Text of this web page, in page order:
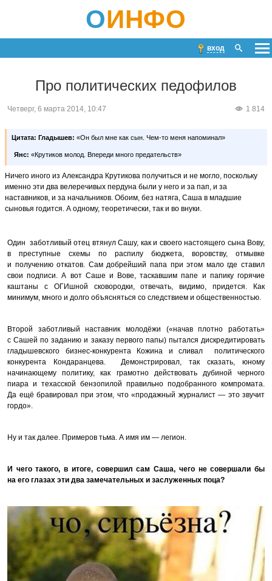
ОИНФО
вход
Про политических педофилов
1 814
Четверг, 6 марта 2014, 10:47
Цитата: Гладышев: «Он был мне как сын. Чем-то меня напоминал»
Янс: «Крутиков молод. Впереди много предательств»
Ничего иного из Александра Крутикова получиться и не могло, поскольку
именно эти два велеречивых пердуна были у него и за пап, и за
наставников, и за начальников. Обоим, без натяга, Саша в младшие
сыновья годится. А одному, теоретически, так и во внуки.
Один заботливый отец втянул Сашу, как и своего настоящего сына Вову,
в преступные схемы по распилу бюджета, воровству, отмывке
и получению откатов. Сам добрейший папа при этом мало где ставил
свои подписи. А вот Саше и Вове, таскавшим папе и папику горячие
каштаны с ОГИшной сковородки, отвечать, видимо, придется. Как
минимум, много и долго объясняться со следствием и общественностью.
Второй заботливый наставник молодёжи («начав плотно работать»
с Сашей по заданию и заказу первого папы) пытался дискредитировать
гладышевского бизнес-конкурента Кожина и сливал политического
конкурента Кондаранцева. Демонстрировал, так сказать, юному
начинающему политику, как грамотно действовать дубиной черного
пиара и техасской бензопилой правильно подобранного компромата.
Да ещё бравировал при этом, что «продажный журналист — это звучит
гордо».
Ну и так далее. Примеров тьма. А имя им — легион.
И чего такого, в итоге, совершил сам Саша, чего не совершали бы
на его глазах эти два замечательных и заслуженных поца?